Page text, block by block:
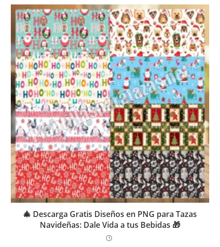
🎄 Descarga Gratis Diseños en PNG para Tazas
Navideñas: Dale Vida a tus Bebidas 🎁